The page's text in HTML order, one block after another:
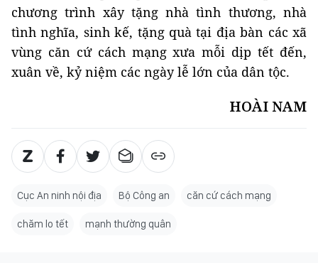
chương trình xây tặng nhà tình thương, nhà
tình nghĩa, sinh kế, tặng quà tại địa bàn các xã
vùng căn cứ cách mạng xưa mỗi dịp tết đến,
xuân về, kỷ niệm các ngày lễ lớn của dân tộc.
HOÀI NAM
Cục An ninh nội địa Bộ Công an căn cứ cách mạng
chăm lo tết mạnh thường quân